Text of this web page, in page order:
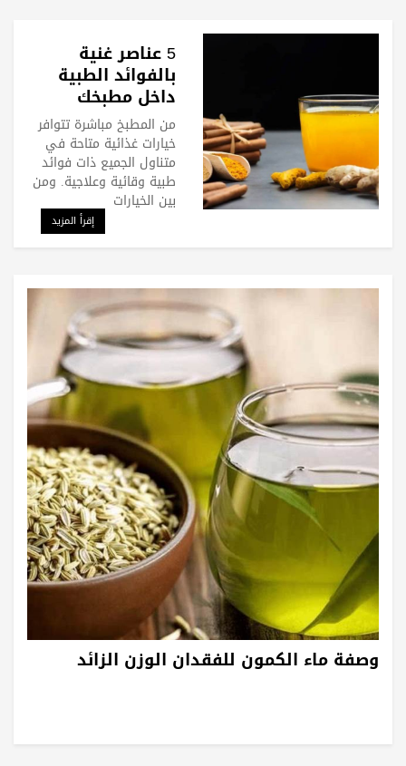
5 عناصر غنية
بالفوائد الطبية
داخل مطبخك
من المطبخ مباشرة تتوافر
خيارات غذائية متاحة في
متناول الجميع ذات فوائد
طبية وقائية وعلاجية. ومن
بين الخيارات
إقرأ المزيد
وصفة ماء الكمون للفقدان الوزن الزائد